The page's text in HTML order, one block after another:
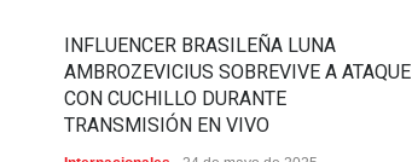
INFLUENCER BRASILEÑA LUNA
AMBROZEVICIUS SOBREVIVE A ATAQUE
CON CUCHILLO DURANTE
TRANSMISIÓN EN VIVO